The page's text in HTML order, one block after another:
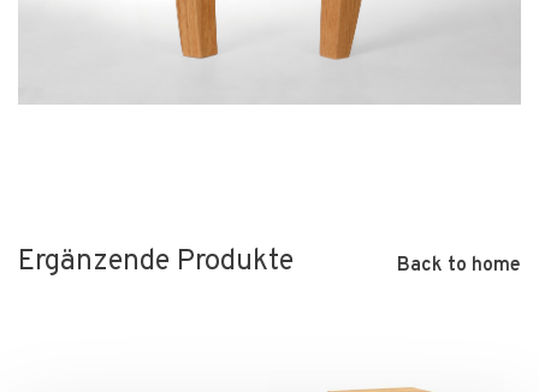
Ergänzende Produkte Back to home